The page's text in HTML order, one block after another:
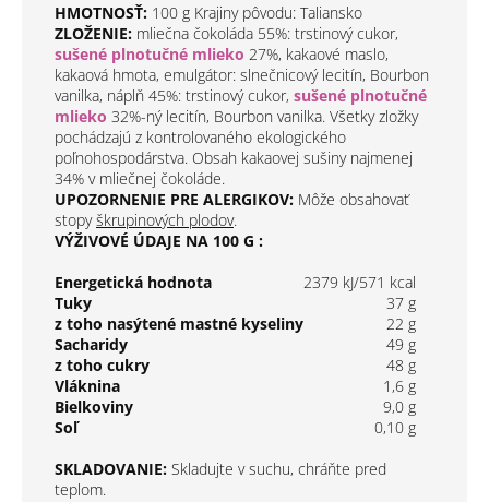
HMOTNOSŤ: 100 g Krajiny pôvodu: Taliansko
ZLOŽENIE: mliečna čokoláda 55%: trstinový cukor,
sušené plnotučné mlieko 27%, kakaové maslo,
kakaová hmota, emulgátor: slnečnicový lecitín, Bourbon
vanilka, náplň 45%: trstinový cukor, sušené plnotučné
mlieko 32%-ný lecitín, Bourbon vanilka. Všetky zložky
pochádzajú z kontrolovaného ekologického
poľnohospodárstva. Obsah kakaovej sušiny najmenej
34% v mliečnej čokoláde.
UPOZORNENIE PRE ALERGIKOV: Môže obsahovať
stopyškrupinových plodov.
VÝŽIVOVÉ ÚDAJE NA 100 G :
Energetická hodnota
2379 kJ/571 kcal
Tuky
37 g
z toho nasýtené mastné kyseliny
22 g
Sacharidy
49 g
z toho cukry
48 g
Vláknina
1,6 g
Bielkoviny
9,0 g
Soľ
0,10 g
SKLADOVANIE: Skladujte v suchu, chráňte pred
teplom.